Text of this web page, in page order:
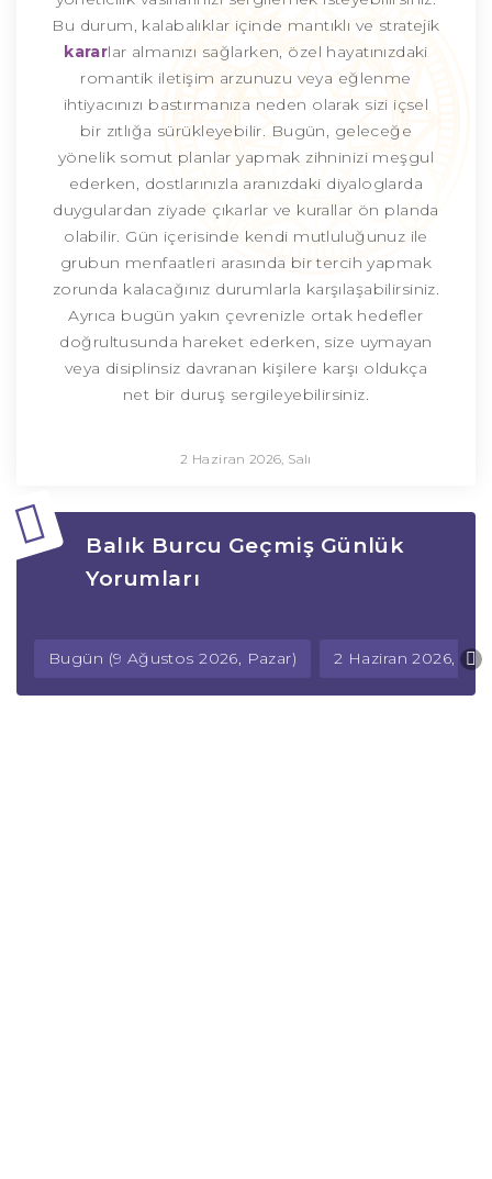
Bu durum, kalabalıklar içinde mantıklı ve stratejik
kararlar almanızı sağlarken, özel hayatınızdaki
romantik iletişim arzunuzu veya eğlenme
ihtiyacınızı bastırmanıza neden olarak sizi içsel
bir zıtlığa sürükleyebilir. Bugün, geleceğe
yönelik somut planlar yapmak zihninizi meşgul
ederken, dostlarınızla aranızdaki diyaloglarda
duygulardan ziyade çıkarlar ve kurallar ön planda
olabilir. Gün içerisinde kendi mutluluğunuz ile
grubun menfaatleri arasında bir tercih yapmak
zorunda kalacağınız durumlarla karşılaşabilirsiniz.
Ayrıca bugün yakın çevrenizle ortak hedefler
doğrultusunda hareket ederken, size uymayan
veya disiplinsiz davranan kişilere karşı oldukça
net bir duruş sergileyebilirsiniz.
2 Haziran 2026, Salı
Balık Burcu Geçmiş Günlük
Yorumları
Bugün (9 Ağustos 2026, Pazar) 2 Haziran 2026, Salı